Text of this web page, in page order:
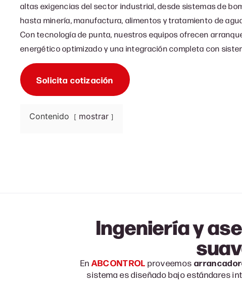
altas exigencias del sector industrial, desde sistemas de
hasta minería, manufactura, alimentos y tratamiento de
Con tecnología de punta, nuestros equipos ofrecen
energético optimizado y una integración completa con
Solicita cotización
Contenido mostrar
Ingeniería y
En ABCONTROL proveemos
sistema es diseñado bajo estándares